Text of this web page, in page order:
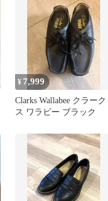
¥ 7,999
Clarks Wallabee クラーク
ス ワラビー ブラック